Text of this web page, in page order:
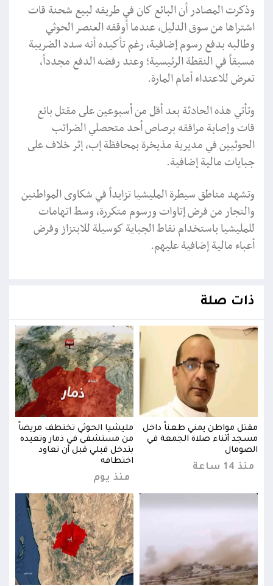
وذكرت المصادر أن البائع كان في طريقه لبيع شحنة قات
اشتراها من سوق الدليل، عندما أوقفه العنصر الحوثي
وطالبه بدفع رسوم إضافية، رغم تأكيده أنه سدد الضريبة
مسبقاً في النقطة الرئيسية؛ وعند رفضه الدفع مجدداً،
تعرض للاعتداء أمام المارة.
وتأتي هذه الحادثة بعد أقل من أسبوعين على مقتل بائع
قات وإصابة مرافقه برصاص أحد متحصلي الضرائب
الحوثيين في مديرية مذيخرة بمحافظة إب، إثر خلاف على
جبايات مالية إضافية.
وتشهد مناطق سيطرة المليشيا تزايداً في شكاوى المواطنين
والتجار من فرض إتاوات ورسوم متكررة، وسط اتهامات
للمليشيا باستخدام نقاط الجباية كوسيلة للابتزاز وفرض
أعباء مالية إضافية عليهم.
ذات صلة
مقتل مواطن يمني طعناً داخل
مسجد أثناء صلاة الجمعة في
الصومال
منذ 14 ساعة
مليشيا الحوثي تختطف مريضاً
من مستشفى في ذمار وتعيده
بتدخل قبلي قبل أن تعاود
اختطافه
منذ يوم